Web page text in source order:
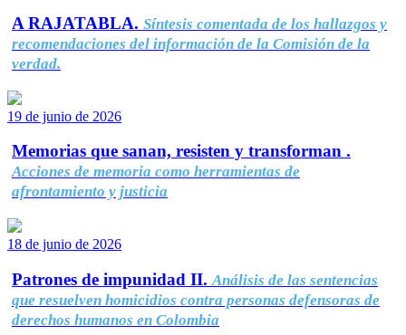
A RAJATABLA. Síntesis comentada de los hallazgos y
recomendaciones del información de la Comisión de la
verdad.
19 de junio de 2026
Memorias que sanan, resisten y transforman .
Acciones de memoria como herramientas de
afrontamiento y justicia
18 de junio de 2026
Patrones de impunidad II. Análisis de las sentencias
que resuelven homicidios contra personas defensoras de
derechos humanos en Colombia